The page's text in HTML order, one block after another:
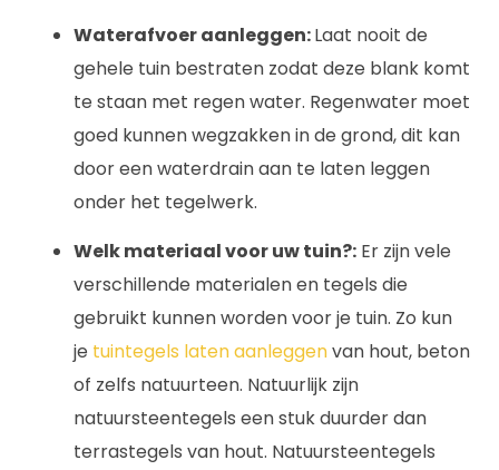
Waterafvoer aanleggen:Laat nooit de
gehele tuin bestraten zodat deze blank komt
te staan met regen water. Regenwater moet
goed kunnen wegzakken in de grond, dit kan
door een waterdrain aan te laten leggen
onder het tegelwerk.
Welk materiaal voor uw tuin?: Er zijn vele
verschillende materialen en tegels die
gebruikt kunnen worden voor je tuin. Zo kun
je tuintegels laten aanleggenvan hout, beton
of zelfs natuurteen. Natuurlijk zijn
natuursteentegels een stuk duurder dan
terrastegels van hout. Natuursteentegels